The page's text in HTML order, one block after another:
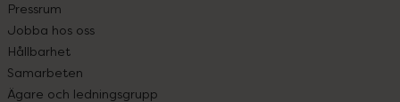
Pressrum
Jobba hos oss
Hållbarhet
Samarbeten
Ägare och ledningsgrupp